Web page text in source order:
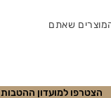
שאתם
הצטרפו למועדון ההטבות